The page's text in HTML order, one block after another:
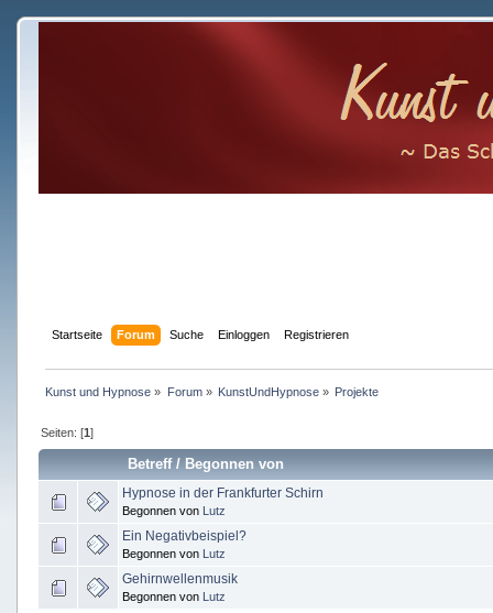
Startseite Forum Suche Einloggen Registrieren
Kunst und Hypnose » Forum» KunstUndHypnose» Projekte
Seiten: [1]
Betreff/ Begonnen von
Hypnose in der Frankfurter Schirn
Begonnen von Lutz
Ein Negativbeispiel?
Begonnen von Lutz
Gehirnwellenmusik
Begonnen von Lutz